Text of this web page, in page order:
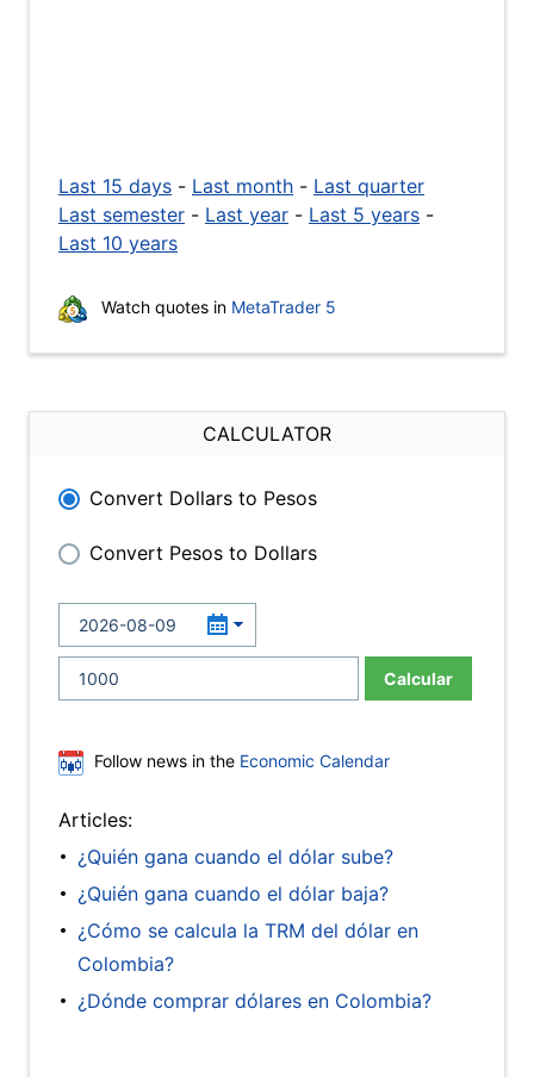
Last 15 days - Last month - Last quarter
Last semester - Last year - Last 5 years -
Last 10 years
Watch quotes in MetaTrader 5
CALCULATOR
Convert Dollars to Pesos
Convert Pesos to Dollars
Calcular
Follow news in the Economic Calendar
Articles:
¿Quién gana cuando el dólar sube?
¿Quién gana cuando el dólar baja?
¿Cómo se calcula la TRM del dólar en
Colombia?
¿Dónde comprar dólares en Colombia?